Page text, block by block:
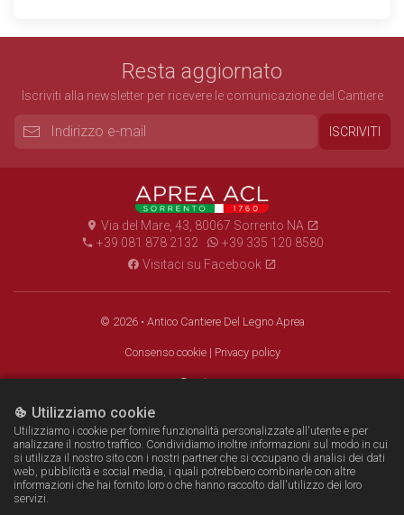
Resta aggiornato
Iscriviti alla newsletter per ricevere le comunicazione del Cantiere
ISCRIVITI
A.C.L. Aprea Via del Mare, 43, 80067 Sorrento NA
+39 081 878 2132
+39 335 120 8580
Visitaci su Facebook
© 2026 • Antico Cantiere Del Legno Aprea
Consenso cookie | Privacy policy
Italiano
< a bangherang story />
Utilizziamo cookie
Utilizziamo i cookie per fornire funzionalità personalizzate all'utente e per
analizzare il nostro traffico. Condividiamo inoltre informazioni sul modo in cui
si utilizza il nostro sito con i nostri partner che si occupano di analisi dei dati
web, pubblicità e social media, i quali potrebbero combinarle con altre
informazioni che hai fornito loro o che hanno raccolto dall'utilizzo dei loro
servizi.